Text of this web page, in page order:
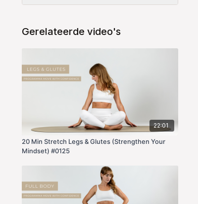
Gerelateerde video's
22:01
20 Min Stretch Legs & Glutes (Strengthen Your
Mindset) #0125